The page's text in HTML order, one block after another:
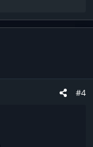
#4